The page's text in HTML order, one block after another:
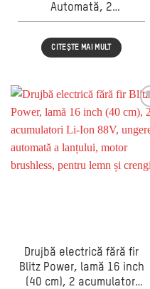
Automată, 2
Acumulatori, Ideală
pentru Grădină și Lemn
de Foc
CITEȘTE MAI MULT
Drujbă electrică fără fir
Blitz Power, lamă 16 inch
(40 cm), 2 acumulatori